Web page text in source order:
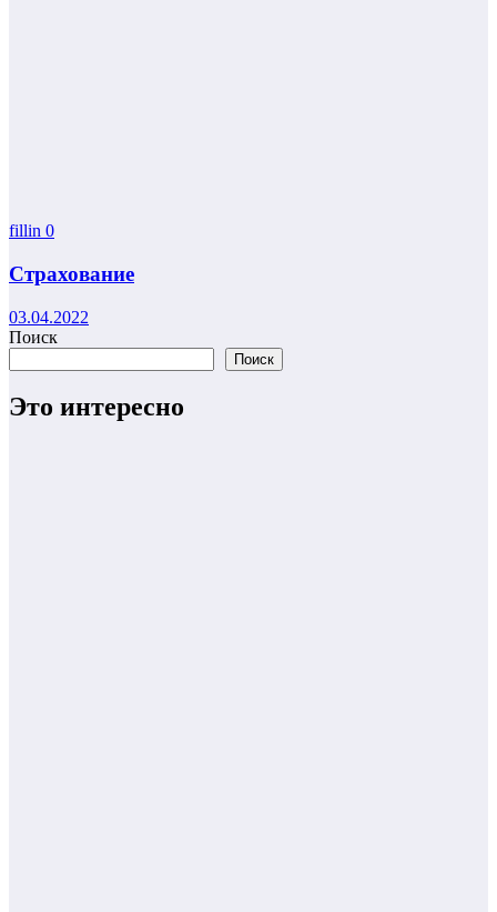
fillin 0
Страхование
03.04.2022
Поиск
Поиск
Это интересно